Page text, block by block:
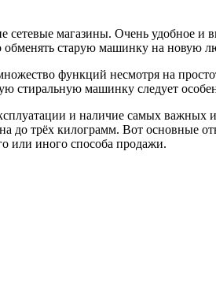
магазины. Очень удобное
старую машинку на новую
функций несмотря на
машинку следует
и наличие самых
до трёх килограмм. Вот основные
или иного способа продажи.